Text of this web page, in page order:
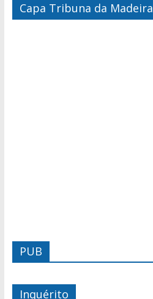
Capa Tribuna da Madeira
PUB
Inquérito